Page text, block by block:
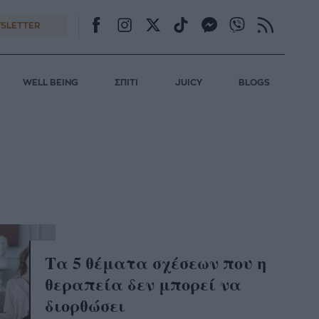
WELL BEING ΣΠΙΤΙ JUICY BLOGS
Τα 5 θέματα σχέσεων που η
θεραπεία δεν μπορεί να
διορθώσει